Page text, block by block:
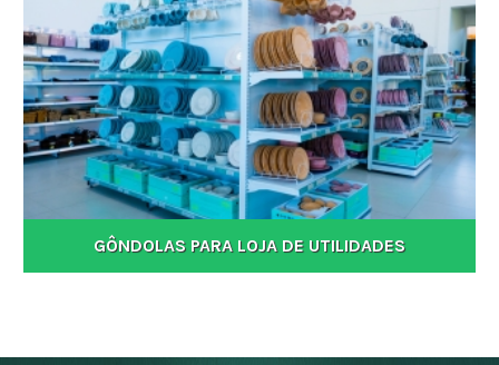
GÔNDOLAS PARA LOJA DE UTILIDADES